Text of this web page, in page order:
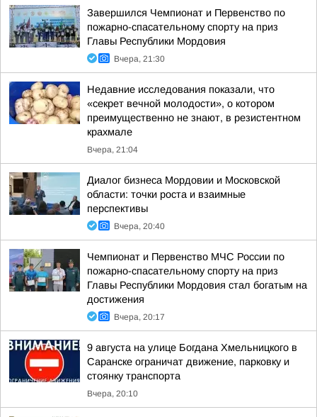
Завершился Чемпионат и Первенство по
пожарно-спасательному спорту на приз
Главы Республики Мордовия
Вчера, 21:30
Недавние исследования показали, что
«секрет вечной молодости», о котором
преимущественно не знают, в резистентном
крахмале
Вчера, 21:04
Диалог бизнеса Мордовии и Московской
области: точки роста и взаимные
перспективы
Вчера, 20:40
Чемпионат и Первенство МЧС России по
пожарно-спасательному спорту на приз
Главы Республики Мордовия стал богатым на
достижения
Вчера, 20:17
9 августа на улице Богдана Хмельницкого в
Саранске ограничат движение, парковку и
стоянку транспорта
Вчера, 20:10